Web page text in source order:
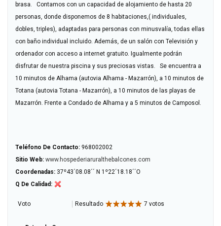
brasa. Contamos con un capacidad de alojamiento de hasta 20
personas, donde disponemos de 8 habitaciones,( individuales,
dobles, triples), adaptadas para personas con minusvalía, todas ellas
con baño individual incluido. Además, de un salón con Televisión y
ordenador con acceso a internet gratuito. Igualmente podrán
disfrutar de nuestra piscina y sus preciosas vistas. Se encuentra a
10 minutos de Alhama (autovia Alhama - Mazarrón), a 10 minutos de
Totana (autovia Totana - Mazarrón), a 10 minutos de las playas de
Mazarrón. Frente a Condado de Alhama y a 5 minutos de Camposol.
Teléfono De Contacto: 968002002
Sitio Web: www.hospederiaruralthebalcones.com
Coordenadas: 37º43´08.08´´ N 1º22´18.18´´O
Q De Calidad:
Voto Resultado 7 votos